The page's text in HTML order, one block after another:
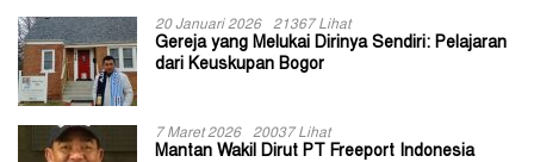
20 Januari 2026 21367 Lihat
Gereja yang Melukai Dirinya Sendiri: Pelajaran
dari Keuskupan Bogor
7 Maret 2026 20037 Lihat
Mantan Wakil Dirut PT Freeport Indonesia